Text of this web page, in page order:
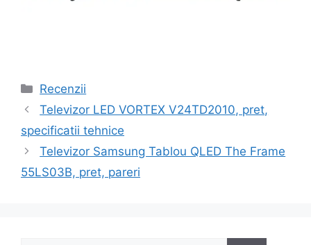
Categorii
Recenzii
Navigare
articole
Televizor LED VORTEX V24TD2010, pret,
specificatii tehnice
Televizor Samsung Tablou QLED The Frame
55LS03B, pret, pareri